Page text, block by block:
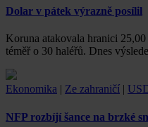
Dolar v pátek výrazně posílil
Koruna atakovala hranici
téměř o 30 haléřů. Dnes
Ekonomika | Ze zahraničí |
NFP rozbíjí šance na brzké